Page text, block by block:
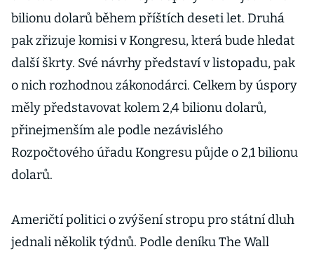
bilionu dolarů během příštích deseti let. Druhá
pak zřizuje komisi v Kongresu, která bude hledat
další škrty. Své návrhy představí v listopadu, pak
o nich rozhodnou zákonodárci. Celkem by úspory
měly představovat kolem 2,4 bilionu dolarů,
přinejmenším ale podle nezávislého
Rozpočtového úřadu Kongresu půjde o 2,1 bilionu
dolarů.
Američtí politici o zvýšení stropu pro státní dluh
jednali několik týdnů. Podle deníku The Wall